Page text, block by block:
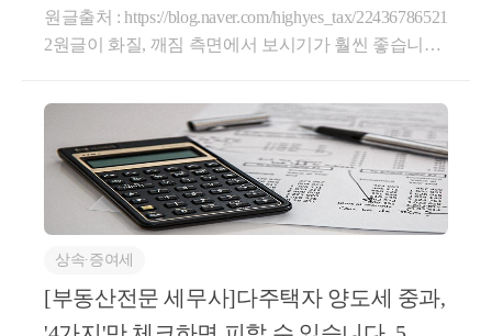
<3> 코인 증여세 및 상속세
<4> 레퍼럴 세금, 채굴 세금, ico 세금, 디파이
① '코인 증여세 및 상속세'와
폐지, 다주택자 중
원글출처 : https://blog.naver.com/highyes_tax/22436786521
2원글이 화질, 깨짐 측면에서 보시기가 훨씬 좋습니다.
세로움입니다.8월 3일 정부가「2026년 세제개편안」
「2026년 세법개정안」을 발표했습니다.이번 개편안
에는장기보유특별공제, 다주택자 양도소득세 중과, 일
시적 2주택 특례, 상생임대주택 특례 등 부동산 양도소
득세와 관련된 중요한 변화가 다수 포함되어 있습니
다.개정안이 원안대로 시행될 경우 주택의 보유·거주
형태에 따라 양도소득세 부담이 크게 달라질 수 있으
며, 부동산 시장에도 적지 않은 영향을 미칠 것으로 예
상속∙증여세
[부동산전문 세무사]다주택자 양도세 중과,